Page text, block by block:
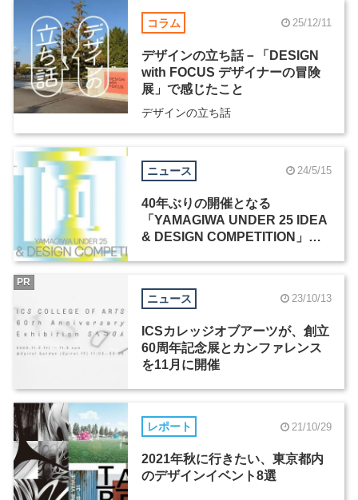
コラム 25/12/11
デザインの立ち話－「DESIGN
with FOCUS デザイナーの冒険
展」で感じたこと
デザインの立ち話
ニュース 24/5/15
40年ぶりの開催となる
「YAMAGIWA UNDER 25 IDEA
& DESIGN COMPETITION」、5
ニュース 23/10/13
ICSカレッジオブアーツが、創立
60周年記念展とカンファレンス
を11月に開催
PR
レポート 21/10/29
2021年秋に行きたい、東京都内
のデザインイベント8選